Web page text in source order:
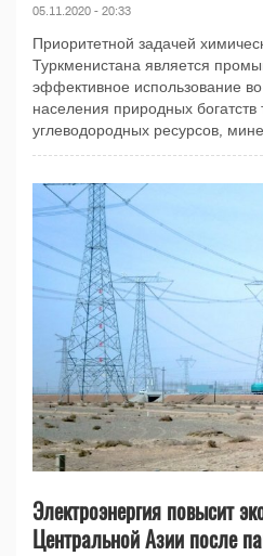
05.11.2020 - 20:33
Приоритетной задачей
Туркменистана является
эффективное использование
населения природных богатств
углеводородных ресурсов,
Электроэнергия повысит
Центральной Азии после